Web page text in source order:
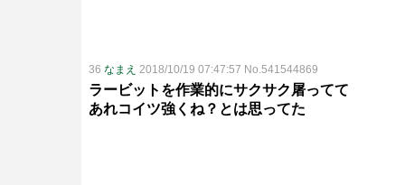
36 なまえ 2018/10/19 07:47:57 No.541544869
ラービットを作業的にサクサク屠ってて
あれコイツ強くね？とは思ってた